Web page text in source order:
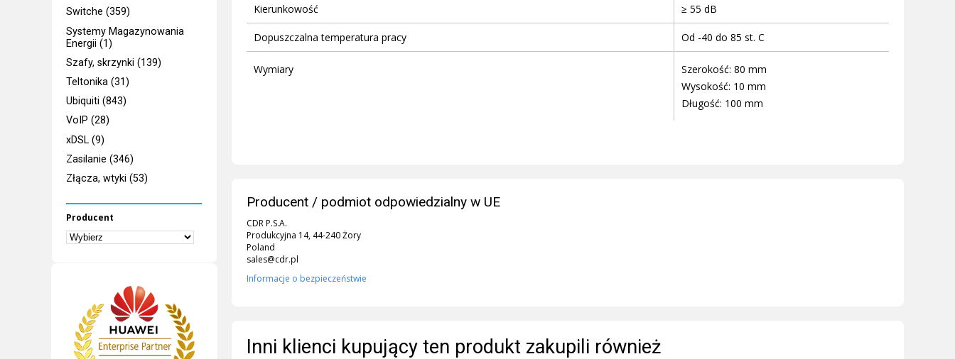
Switche (359)
Systemy Magazynowania
Energii (1)
Szafy, skrzynki (139)
Teltonika (31)
Ubiquiti (843)
VoIP (28)
xDSL (9)
Zasilanie (346)
Złącza, wtyki (53)
Producent
Kierunkowość ≥ 55 dB
Dopuszczalna temperatura pracy Od -40 do 85 st. C
Wymiary
Szerokość: 80 mm
Wysokość: 10 mm
Długość: 100 mm
Producent / podmiot odpowiedzialny w UE
CDR P.S.A.
Produkcyjna 14, 44-240 Żory
Poland
sales@cdr.pl
Informacje o bezpieczeństwie
Inni klienci kupujący ten produkt zakupili również